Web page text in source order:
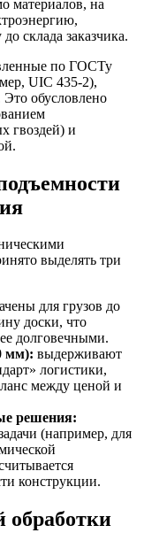
материалов, на
склада заказчика.
по ГОСТу
UIC 435-2),
Это обусловлено
гвоздей) и
выделять три
для грузов до
доски, что
долговечными.
мм): выдерживают
логистики,
между ценой и
решения:
(например, для
конструкции.
обработки